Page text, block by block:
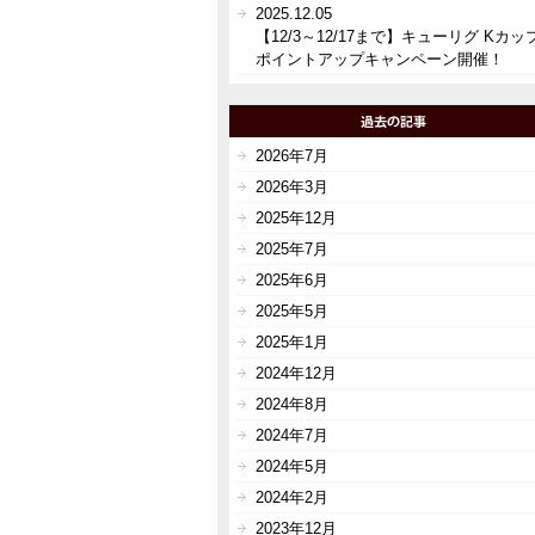
2025.12.05
【12/3～12/17まで】キューリグ Kカッ
ポイントアップキャンペーン開催！
2026年7月
2026年3月
2025年12月
2025年7月
2025年6月
2025年5月
2025年1月
2024年12月
2024年8月
2024年7月
2024年5月
2024年2月
2023年12月